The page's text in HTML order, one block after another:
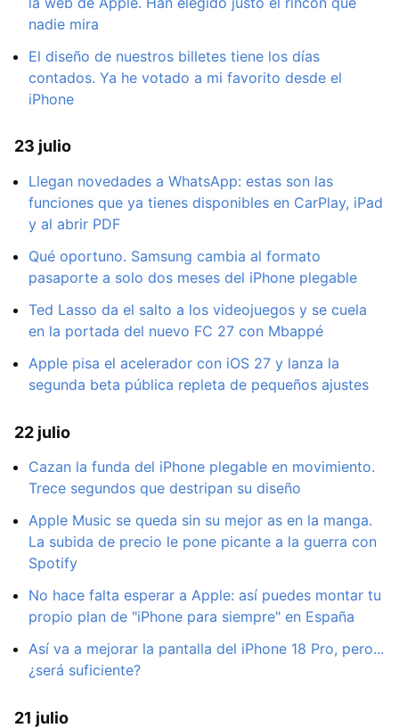
nadie mira
El diseño de nuestros billetes tiene los días
contados. Ya he votado a mi favorito desde el
iPhone
23 julio
Llegan novedades a WhatsApp: estas son las
funciones que ya tienes disponibles en CarPlay, iPad
y al abrir PDF
Qué oportuno. Samsung cambia al formato
pasaporte a solo dos meses del iPhone plegable
Ted Lasso da el salto a los videojuegos y se cuela
en la portada del nuevo FC 27 con Mbappé
Apple pisa el acelerador con iOS 27 y lanza la
segunda beta pública repleta de pequeños ajustes
22 julio
Cazan la funda del iPhone plegable en movimiento.
Trece segundos que destripan su diseño
Apple Music se queda sin su mejor as en la manga.
La subida de precio le pone picante a la guerra con
Spotify
No hace falta esperar a Apple: así puedes montar tu
propio plan de "iPhone para siempre" en España
Así va a mejorar la pantalla del iPhone 18 Pro, pero...
¿será suficiente?
21 julio